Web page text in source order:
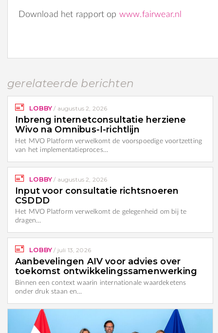
Download het rapport op www.fairwear.nl
gerelateerde berichten
LOBBY / augustus 2, 2026
Inbreng internetconsultatie herziene
Wivo na Omnibus-I-richtlijn
Het MVO Platform verwelkomt de voorspoedige voortzetting
van het implementatieproces…
LOBBY / augustus 2, 2026
Input voor consultatie richtsnoeren
CSDDD
Het MVO Platform verwelkomt de gelegenheid om bij te
dragen…
LOBBY / juli 13, 2026
Aanbevelingen AIV voor advies over
toekomst ontwikkelingssamenwerking
Binnen een context waarin internationale waardeketens
onder druk staan en…